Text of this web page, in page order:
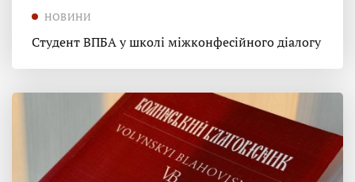
НОВИНИ
Студент ВПБА у школі міжконфесійного діалогу